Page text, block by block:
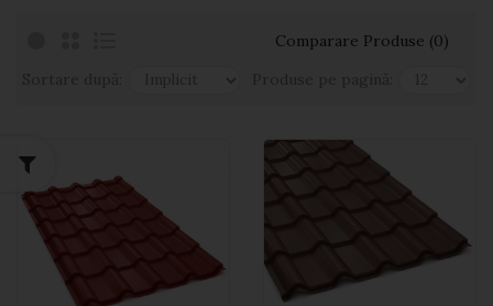
Comparare Produse (0)